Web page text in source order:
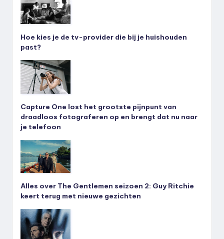
Hoe kies je de tv-provider die bij je huishouden
past?
Capture One lost het grootste pijnpunt van
draadloos fotograferen op en brengt dat nu naar
je telefoon
Alles over The Gentlemen seizoen 2: Guy Ritchie
keert terug met nieuwe gezichten